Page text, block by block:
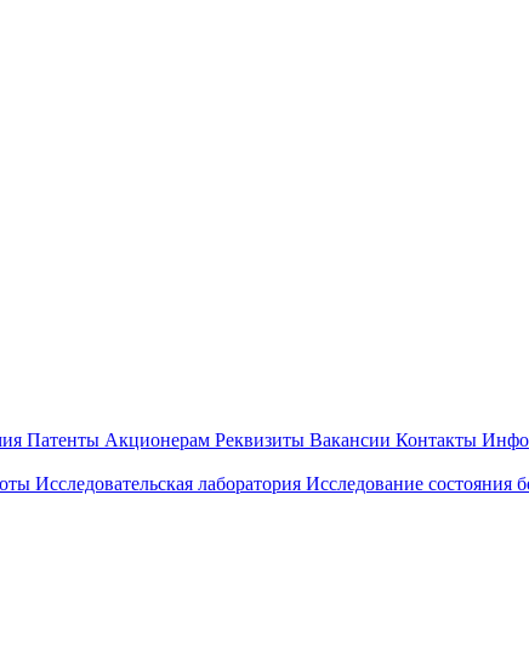
Патенты Акционерам Реквизиты Вакансии Контакты
Исследовательская лаборатория Исследование состояния